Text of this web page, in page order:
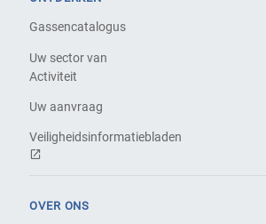
Gassencatalogus
Uw sector van
Activiteit
Uw aanvraag
Veiligheidsinformatiebladen
OVER ONS